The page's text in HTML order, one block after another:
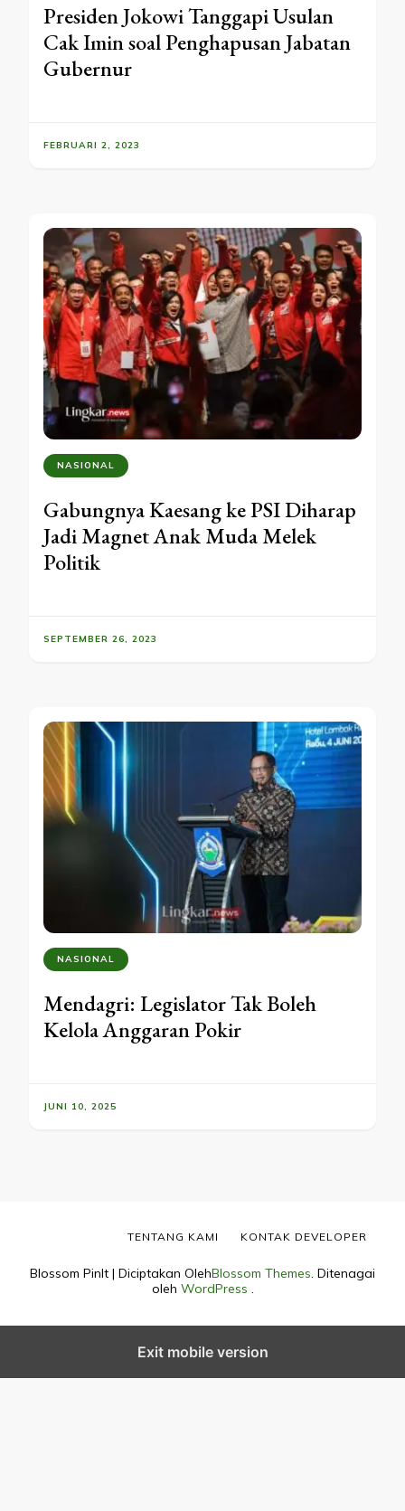
Presiden Jokowi Tanggapi Usulan
Cak Imin soal Penghapusan Jabatan
Gubernur
FEBRUARI 2, 2023
NASIONAL
Gabungnya Kaesang ke PSI Diharap
Jadi Magnet Anak Muda Melek
Politik
SEPTEMBER 26, 2023
NASIONAL
Mendagri: Legislator Tak Boleh
Kelola Anggaran Pokir
JUNI 10, 2025
Blossom PinIt | Diciptakan OlehBlossom Themes. Ditenagai
oleh WordPress .
TENTANG KAMI KONTAK DEVELOPER
Exit mobile version